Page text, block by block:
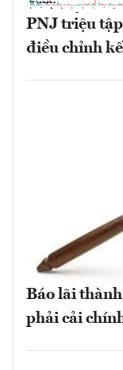
PNJ triệu
điều chỉnh
Báo lãi
phải cải